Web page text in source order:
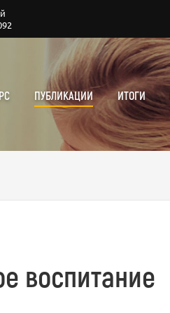
ПУБЛИКАЦИИ ИТОГИ
воспитание